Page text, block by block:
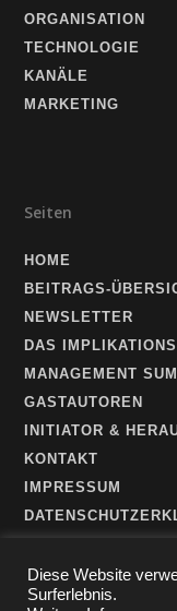
ORGANISATION
TECHNOLOGIE
KANÄLE
MARKETING
Seiten
HOME
BEITRAGS-
NEWSLETTER
DAS
MANAGEMENT
GASTAUTOREN
INITIATOR &
KONTAKT
IMPRESSUM
Diese Website
Surferlebnis.